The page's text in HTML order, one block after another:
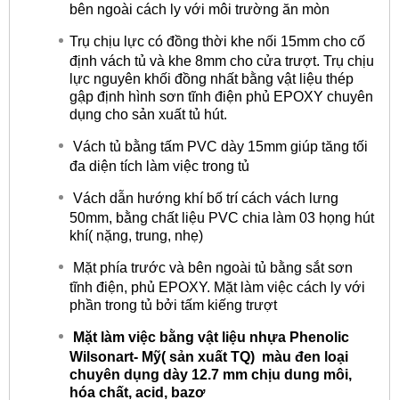
bên ngoài cách ly với môi trường ăn mòn
Trụ chịu lực có đồng thời khe nối 15mm cho cố
định vách tủ và khe 8mm cho cửa trượt. Trụ chịu
lực nguyên khối đồng nhất bằng vật liệu thép
gập định hình sơn tĩnh điện phủ EPOXY chuyên
dụng cho sản xuất tủ hút.
Vách tủ bằng tấm PVC dày 15mm giúp tăng tối
đa diện tích làm việc trong tủ
Vách dẫn hướng khí bố trí cách vách lưng
50mm, bằng chất liệu PVC chia làm 03 họng hút
khí( nặng, trung, nhẹ)
Mặt phía trước và bên ngoài tủ bằng sắt sơn
tĩnh điện, phủ EPOXY. Mặt làm việc cách ly với
phần trong tủ bởi tấm kiếng trượt
Mặt làm việc bằng vật liệu nhựa Phenolic
Wilsonart- Mỹ( sản xuất TQ) màu đen loại
chuyên dụng dày 12.7 mm chịu dung môi,
hóa chất, acid, bazơ